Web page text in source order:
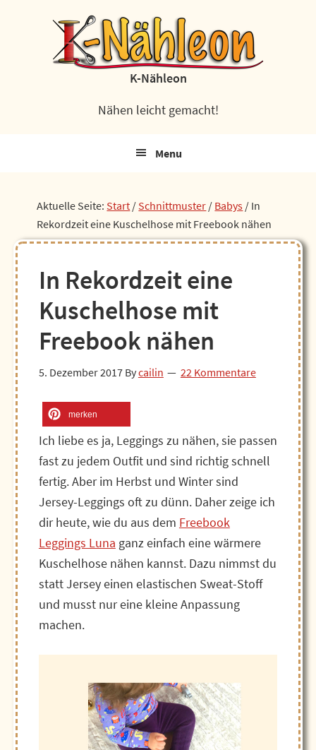
Hauptnavigation
Seitenspalte
K-Nähleon
Nähen leicht gemacht!
Menu
Aktuelle Seite: Start / Schnittmuster / Babys / In
Rekordzeit eine Kuschelhose mit Freebook nähen
In Rekordzeit eine
Kuschelhose mit
Freebook nähen
5. Dezember 2017Bycailin 22 Kommentare
merken
Ich liebe es ja, Leggings zu nähen, sie passen
fast zu jedem Outfit und sind richtig schnell
fertig. Aber im Herbst und Winter sind
Jersey-Leggings oft zu dünn. Daher zeige ich
dir heute, wie du aus dem Freebook
Leggings Luna ganz einfach eine wärmere
Kuschelhose nähen kannst. Dazu nimmst du
statt Jersey einen elastischen Sweat-Stoff
und musst nur eine kleine Anpassung
machen.